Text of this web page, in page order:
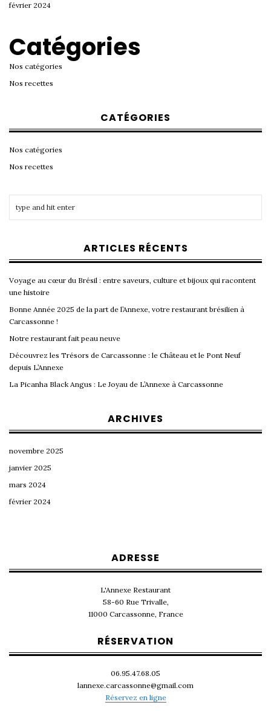
février 2024
Catégories
Nos catégories
Nos recettes
CATÉGORIES
Nos catégories
Nos recettes
ARTICLES RÉCENTS
Voyage au cœur du Brésil : entre saveurs, culture et bijoux qui racontent
une histoire
Bonne Année 2025 de la part de l’Annexe, votre restaurant brésilien à
Carcassonne !
Notre restaurant fait peau neuve
Découvrez les Trésors de Carcassonne : le Château et le Pont Neuf
depuis L’Annexe
La Picanha Black Angus : Le Joyau de L’Annexe à Carcassonne
ARCHIVES
novembre 2025
janvier 2025
mars 2024
février 2024
ADRESSE
L'Annexe Restaurant
58-60 Rue Trivalle,
11000 Carcassonne, France
RÉSERVATION
06.95.47.68.05
lannexe.carcassonne@gmail.com
Réservez en ligne